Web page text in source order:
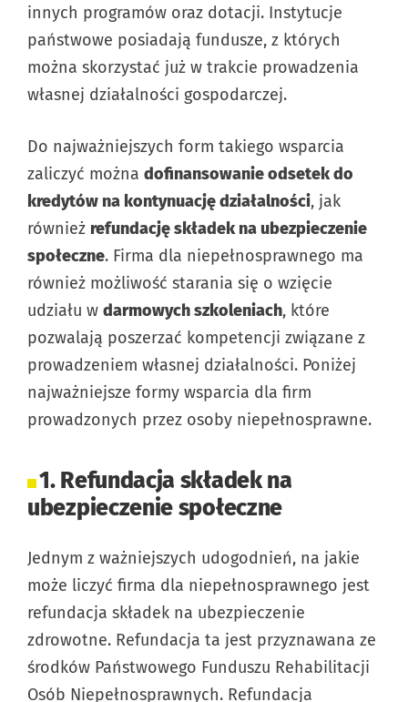
innych programów oraz dotacji. Instytucje
państwowe posiadają fundusze, z których
można skorzystać już w trakcie prowadzenia
własnej działalności gospodarczej.
Do najważniejszych form takiego wsparcia
zaliczyć można dofinansowanie odsetek do
kredytów na kontynuację działalności, jak
również refundację składek na ubezpieczenie
społeczne. Firma dla niepełnosprawnego ma
również możliwość starania się o wzięcie
udziału w darmowych szkoleniach, które
pozwalają poszerzać kompetencji związane z
prowadzeniem własnej działalności. Poniżej
najważniejsze formy wsparcia dla firm
prowadzonych przez osoby niepełnosprawne.
1. Refundacja składek na
ubezpieczenie społeczne
Jednym z ważniejszych udogodnień, na jakie
może liczyć firma dla niepełnosprawnego jest
refundacja składek na ubezpieczenie
zdrowotne. Refundacja ta jest przyznawana ze
środków Państwowego Funduszu Rehabilitacji
Osób Niepełnosprawnych. Refundacja